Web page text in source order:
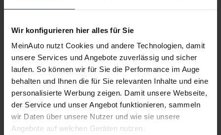
Wir konfigurieren hier alles für Sie
MeinAuto nutzt Cookies und andere Technologien, damit
unsere Services und Angebote zuverlässig und sicher
laufen. So können wir für Sie die Performance im Auge
behalten und Ihnen die für Sie relevanten Inhalte und eine
personalisierte Werbung zeigen. Damit unsere Webseite,
der Service und unser Angebot funktionieren, sammeln
wir Daten über unsere Nutzer und wie sie unsere
Angebote auf welchen Geräten nutzen.
Nachrichten
KI-generiert